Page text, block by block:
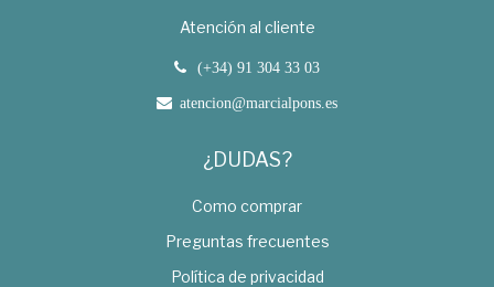
Atención al cliente
(+34) 91 304 33 03
atencion@marcialpons.es
¿DUDAS?
Como comprar
Preguntas frecuentes
Política de privacidad